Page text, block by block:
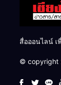
สื่อออนไลน์ เ
© copyright